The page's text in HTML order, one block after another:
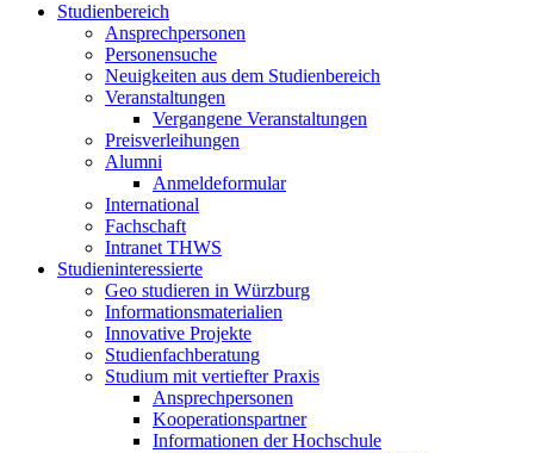
Studienbereich
Ansprechpersonen
Personensuche
Neuigkeiten aus dem Studienbereich
Veranstaltungen
Vergangene Veranstaltungen
Preisverleihungen
Alumni
Anmeldeformular
International
Fachschaft
Intranet THWS
Studieninteressierte
Geo studieren in Würzburg
Informationsmaterialien
Innovative Projekte
Studienfachberatung
Studium mit vertiefter Praxis
Ansprechpersonen
Kooperationspartner
Informationen der Hochschule